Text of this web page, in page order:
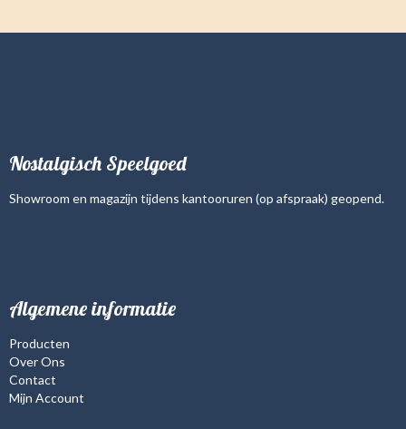
Nostalgisch Speelgoed
Showroom en magazijn tijdens kantooruren (op afspraak) geopend.
Algemene informatie
Producten
Over Ons
Contact
Mijn Account